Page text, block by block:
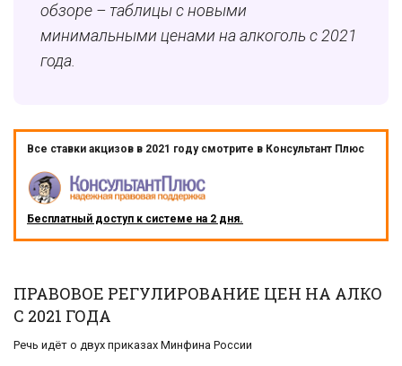
обзоре – таблицы с новыми
минимальными ценами на алкоголь с 2021
года.
Все ставки акцизов в 2021 году смотрите в Консультант Плюс
Бесплатный доступ к системе на 2 дня.
ПРАВОВОЕ РЕГУЛИРОВАНИЕ ЦЕН НА АЛКО
С 2021 ГОДА
Речь идёт о двух приказах Минфина России